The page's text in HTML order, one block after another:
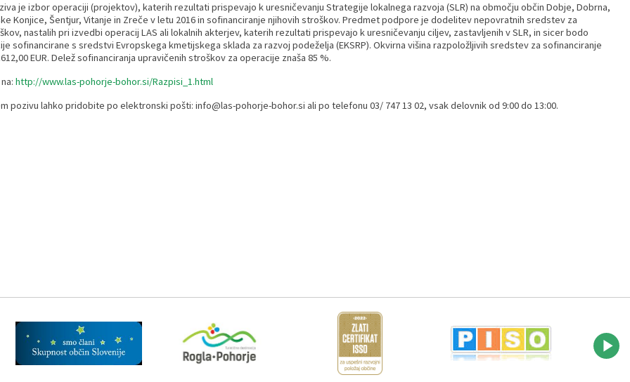
je izbor operaciji (projektov), katerih rezultati prispevajo k uresničevanju Strategije lokalnega razvoja (SLR) na območju občin Dobje, Dobrna,
Konjice, Šentjur, Vitanje in Zreče v letu 2016 in sofinanciranje njihovih stroškov. Predmet podpore je dodelitev nepovratnih sredstev za
nastalih pri izvedbi operacij LAS ali lokalnih akterjev, katerih rezultati prispevajo k uresničevanju ciljev, zastavljenih v SLR, in sicer bodo
sofinancirane s sredstvi Evropskega kmetijskega sklada za razvoj podeželja (EKSRP). Okvirna višina razpoložljivih sredstev za sofinanciranje
EUR. Delež sofinanciranja upravičenih stroškov za operacije znaša 85 %.
http://www.las-pohorje-bohor.si/Razpisi_1.html
pozivu lahko pridobite po elektronski pošti: info@las-pohorje-bohor.si ali po telefonu 03/ 747 13 02, vsak delovnik od 9:00 do 13:00.